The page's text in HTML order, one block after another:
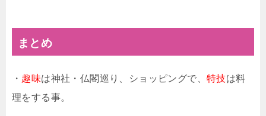
まとめ
・ 趣味は神社・仏閣巡り、ショッピングで、特技は料
理をする事。